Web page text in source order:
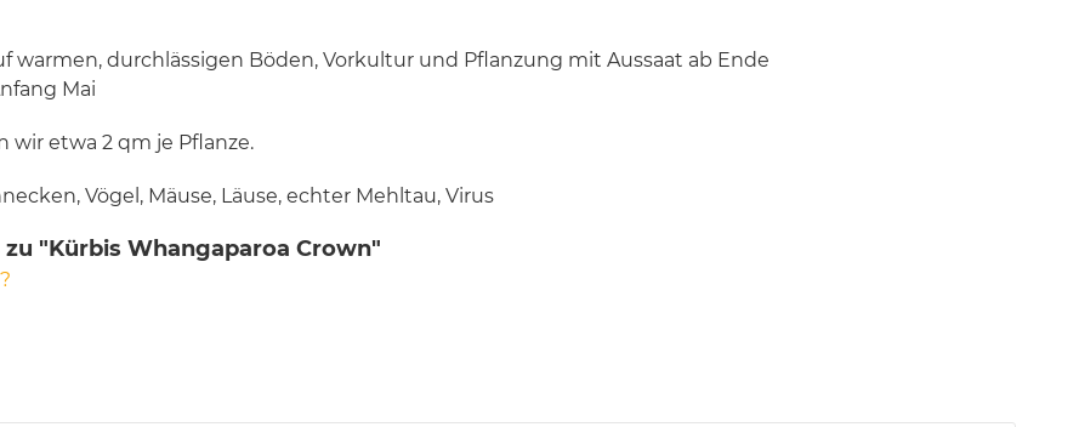
warmen, durchlässigen Böden, Vorkultur und Pflanzung mit Aussaat ab Ende
Mai
wir etwa 2 qm je Pflanze.
Vögel, Mäuse, Läuse, echter Mehltau, Virus
"Kürbis Whangaparoa Crown"